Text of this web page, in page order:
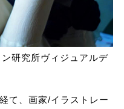
研究所ヴィジュアルデ
て、画家/イラストレー